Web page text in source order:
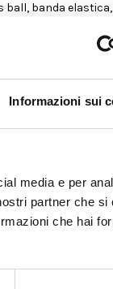
Informazioni sui
media e per
partner che si
che hai
banda